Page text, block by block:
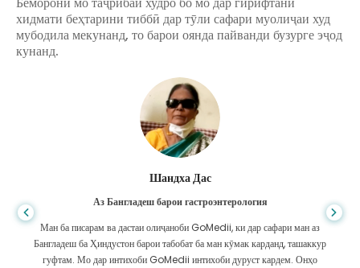
хидмати беҳтарини тиббӣ дар тӯли сафари муолиҷаи худ
мубодила мекунанд, то барои оянда пайванди бузурге эҷод
кунанд.
Шандха Дас
Аз Бангладеш барои гастроэнтерология
Ман ба писарам ва дастаи олиҷаноби GoMedii, ки дар сафари ман аз
Бангладеш ба Ҳиндустон барои табобат ба ман кӯмак карданд, ташаккур
гуфтам. Мо дар интихоби GoMedii интихоби дуруст кардем. Онҳо